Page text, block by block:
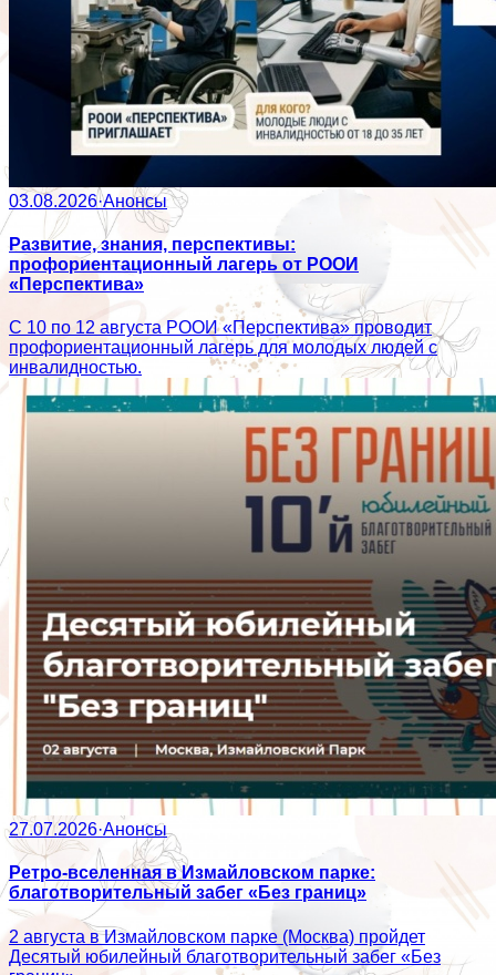
03.08.2026·Анонсы
Развитие, знания, перспективы:
профориентационный лагерь от РООИ
«Перспектива»
С 10 по 12 августа РООИ «Перспектива» проводит
профориентационный лагерь для молодых людей с
инвалидностью.
27.07.2026·Анонсы
Ретро-вселенная в Измайловском парке:
благотворительный забег «Без границ»
2 августа в Измайловском парке (Москва) пройдет
Десятый юбилейный благотворительный забег «Без